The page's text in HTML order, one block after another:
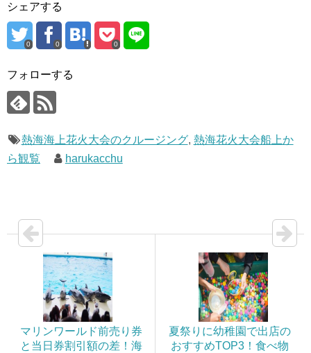
シェアする
0 0 0
フォローする
熱海海上花火大会のクルージング, 熱海花火大会船上か
ら観覧
harukacchu
マリンワールド前売り券
と当日券割引額の差！海
夏祭りに幼稚園で出店の
おすすめTOP3！食べ物